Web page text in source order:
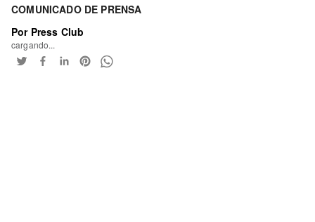
COMUNICADO DE PRENSA
Por Press Club
cargando...